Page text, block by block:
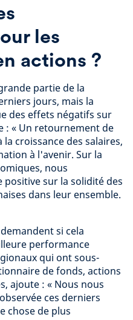
les
actions ?
partie de la
jours, mais la
des effets négatifs sur
: « Un retournement de
la croissance des salaires,
à l'avenir. Sur la
nous
sur la solidité des
dans leur ensemble.
si cela
performance
qui ont sous-
de fonds, actions
ajoute : « Nous nous
ces derniers
chose de plus